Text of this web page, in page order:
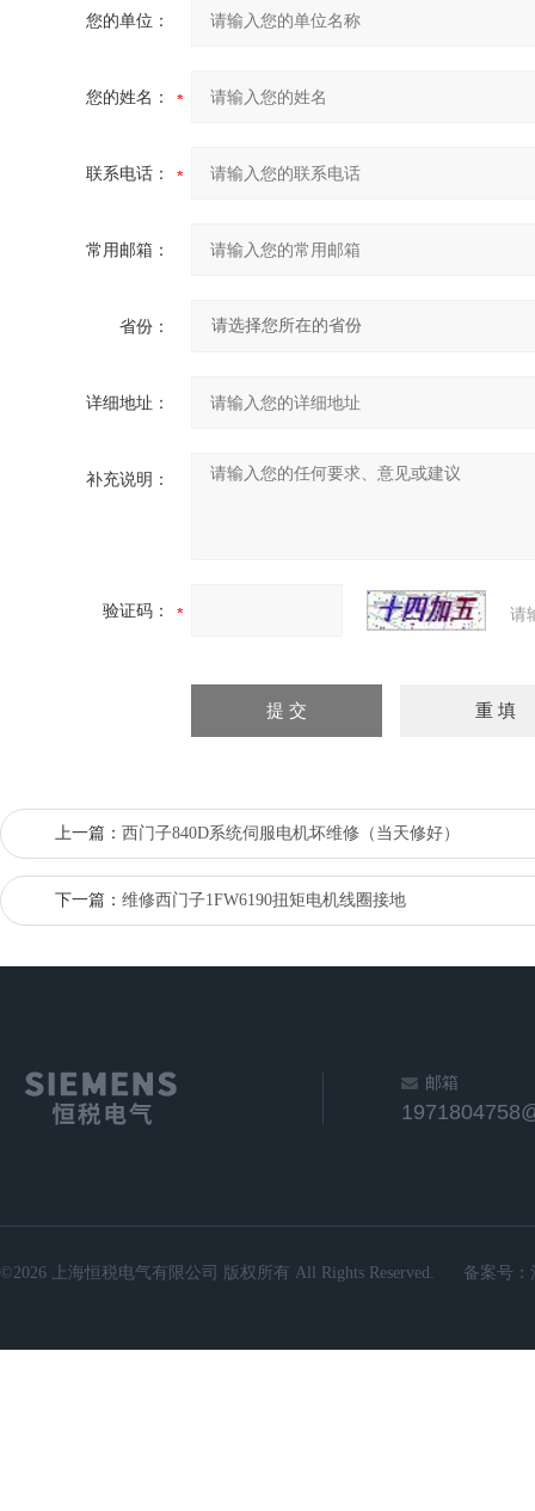
您的单位：
您的姓名：
联系电话：
常用邮箱：
省份：
详细地址：
补充说明：
验证码： 请
上一篇： 西门子840D系统伺服电机坏维修（当天修好）
下一篇： 维修西门子1FW6190扭矩电机线圈接地
邮箱
©2026 上海恒税电气有限公司 版权所有 All Rights Reserved. 备案号：